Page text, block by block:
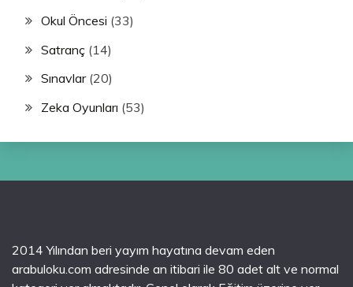
Okul Öncesi (33)
Satranç (14)
Sınavlar(20)
Zeka Oyunları (53)
2014 Yılından beri yayım hayatına devam eden
arabuloku.com adresinde an itibari ile 80 adet alt ve normal